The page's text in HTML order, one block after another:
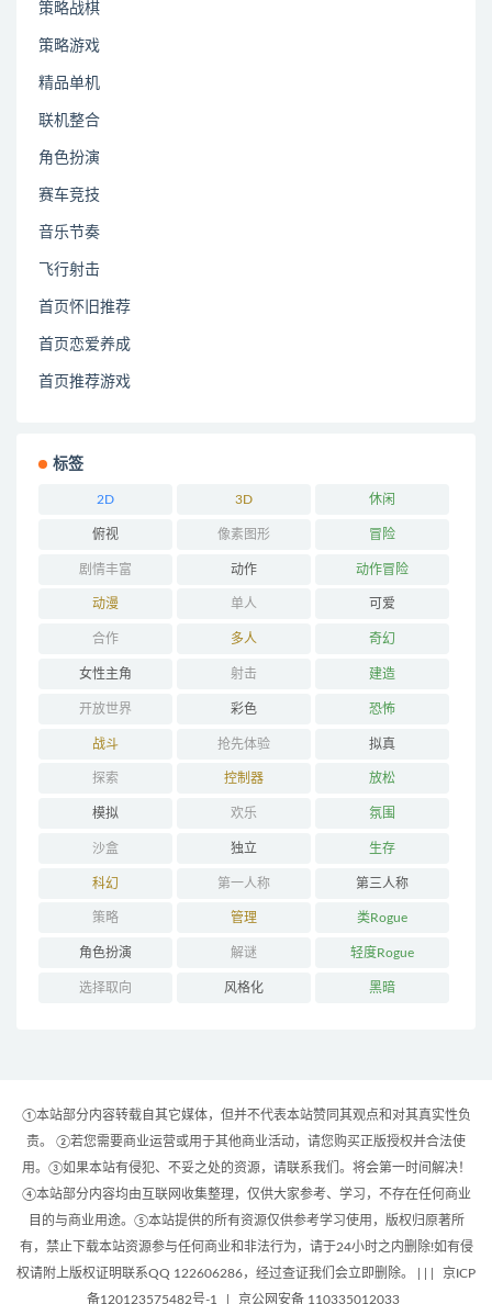
策略战棋
策略游戏
精品单机
联机整合
角色扮演
赛车竞技
音乐节奏
飞行射击
首页怀旧推荐
首页恋爱养成
首页推荐游戏
标签
2D 3D 休闲
俯视 像素图形 冒险
剧情丰富 动作 动作冒险
动漫 单人 可爱
合作 多人 奇幻
女性主角 射击 建造
开放世界 彩色 恐怖
战斗 抢先体验 拟真
探索 控制器 放松
模拟 欢乐 氛围
沙盒 独立 生存
科幻 第一人称 第三人称
策略 管理 类Rogue
角色扮演 解谜 轻度Rogue
选择取向 风格化 黑暗
①本站部分内容转载自其它媒体，但并不代表本站赞同其观点和对其真实性负
责。 ②若您需要商业运营或用于其他商业活动，请您购买正版授权并合法使
用。③如果本站有侵犯、不妥之处的资源，请联系我们。将会第一时间解决！
④本站部分内容均由互联网收集整理，仅供大家参考、学习，不存在任何商业
目的与商业用途。⑤本站提供的所有资源仅供参考学习使用，版权归原著所
有，禁止下载本站资源参与任何商业和非法行为，请于24小时之内删除!如有侵
权请附上版权证明联系QQ 122606286，经过查证我们会立即删除。 | |
京ICP
备120123575482号-1
京公网安备 110335012033